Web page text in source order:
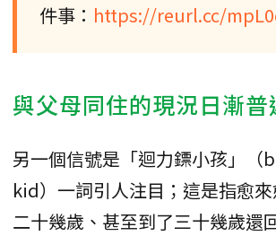
件事： https://reurl.cc/
與父母同住的現況日漸普
另一個信號是「迴力鏢小孩」（
kid）一詞引人注目；這是指愈
二十幾歲、甚至到了三十幾歲還